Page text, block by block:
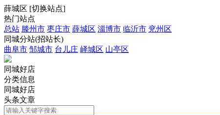
薛城区 [切换站点]
热门站点
总站 滕州市 枣庄市 薛城区 淄博市 临沂市 兖州区
同城分站(招站长)
曲阜市 邹城市 台儿庄 峄城区 山亭区
同城好店
分类信息
同城好店
头条文章